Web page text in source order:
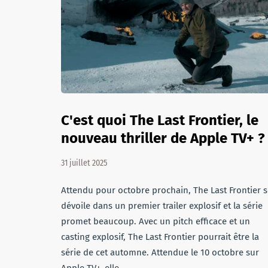
C'est quoi The Last Frontier, le
nouveau thriller de Apple TV+ ?
31 juillet 2025
Attendu pour octobre prochain, The Last Frontier
dévoile dans un premier trailer explosif et la série
promet beaucoup. Avec un pitch efficace et un
casting explosif, The Last Frontier pourrait être la
série de cet automne. Attendue le 10 octobre sur